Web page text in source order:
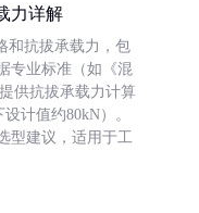
力详解
和抗拔承载力，包
专业标准（如《混
供抗拔承载力计算
计值约80kN）。
型建议，适用于工